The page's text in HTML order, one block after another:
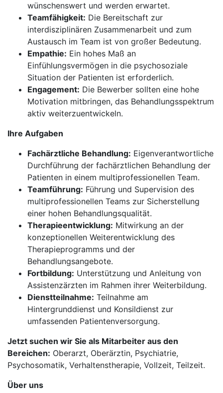
wünschenswert und werden erwartet.
Teamfähigkeit: Die Bereitschaft zur
interdisziplinären Zusammenarbeit und zum
Austausch im Team ist von großer Bedeutung.
Empathie: Ein hohes Maß an
Einfühlungsvermögen in die psychosoziale
Situation der Patienten ist erforderlich.
Engagement: Die Bewerber sollten eine hohe
Motivation mitbringen, das Behandlungsspektrum
aktiv weiterzuentwickeln.
Ihre Aufgaben
Fachärztliche Behandlung: Eigenverantwortliche
Durchführung der fachärztlichen Behandlung der
Patienten in einem multiprofessionellen Team.
Teamführung: Führung und Supervision des
multiprofessionellen Teams zur Sicherstellung
einer hohen Behandlungsqualität.
Therapieentwicklung: Mitwirkung an der
konzeptionellen Weiterentwicklung des
Therapieprogramms und der
Behandlungsangebote.
Fortbildung: Unterstützung und Anleitung von
Assistenzärzten im Rahmen ihrer Weiterbildung.
Dienstteilnahme: Teilnahme am
Hintergrunddienst und Konsildienst zur
umfassenden Patientenversorgung.
Jetzt suchen wir Sie als Mitarbeiter aus den
Bereichen: Oberarzt, Oberärztin, Psychiatrie,
Psychosomatik, Verhaltenstherapie, Vollzeit, Teilzeit.
Über uns